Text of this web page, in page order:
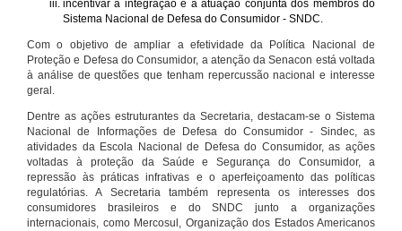
incentivar a integração e a atuação conjunta dos membros do
Sistema Nacional de Defesa do Consumidor - SNDC.
Com o objetivo de ampliar a efetividade da Política Nacional de
Proteção e Defesa do Consumidor, a atenção da Senacon está voltada
à análise de questões que tenham repercussão nacional e interesse
geral.
Dentre as ações estruturantes da Secretaria, destacam-se o Sistema
Nacional de Informações de Defesa do Consumidor - Sindec, as
atividades da Escola Nacional de Defesa do Consumidor, as ações
voltadas à proteção da Saúde e Segurança do Consumidor, a
repressão às práticas infrativas e o aperfeiçoamento das políticas
regulatórias. A Secretaria também representa os interesses dos
consumidores brasileiros e do SNDC junto a organizações
internacionais, como Mercosul, Organização dos Estados Americanos